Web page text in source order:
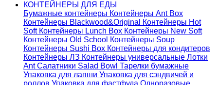
КОНТЕЙНЕРЫ ДЛЯ ЕДЫ
Бумажные контейнеры Контейнеры Ant Box
Контейнеры Blackwood&Original
Контейнеры Hot
Soft Контейнеры Lunch Box Контейнеры New Soft
Контейнеры Old School Контейнеры Soup
Контейнеры Sushi Box Контейнеры для кондитеров
Контейнеры ЛЗ Контейнеры универсальные Лотки
AntСалатники Salad Bowl Тарелки бумажные
Упаковка для лапши Упаковка для сэндвичей и
роллов Упаковка для фастфуда Одноразовые